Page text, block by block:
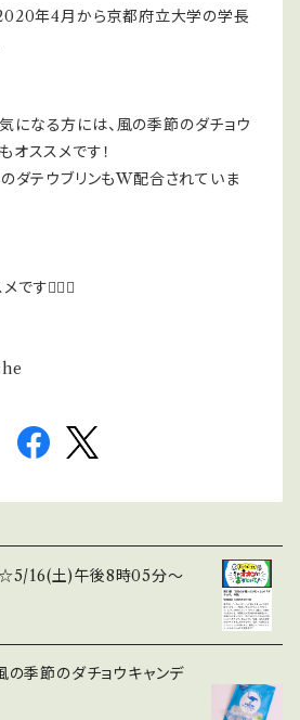
年4月から京都府立大学の学長
なる方には、風の季節のダチョウ
オススメです！
ダテウブリンもW配合されていま
です💁‍♀️✨
☆5/16(土)午後8時05分〜
の季節のダチョウキャンデ